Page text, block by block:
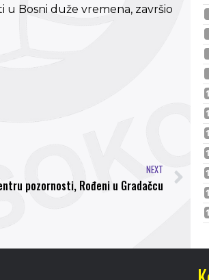
u Bosni duže vremena, završio
NEXT
pozornosti, Rođeni u Gradačcu